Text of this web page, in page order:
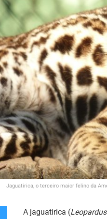
Jaguatirica, o terceiro maior felino da
A jaguatirica (